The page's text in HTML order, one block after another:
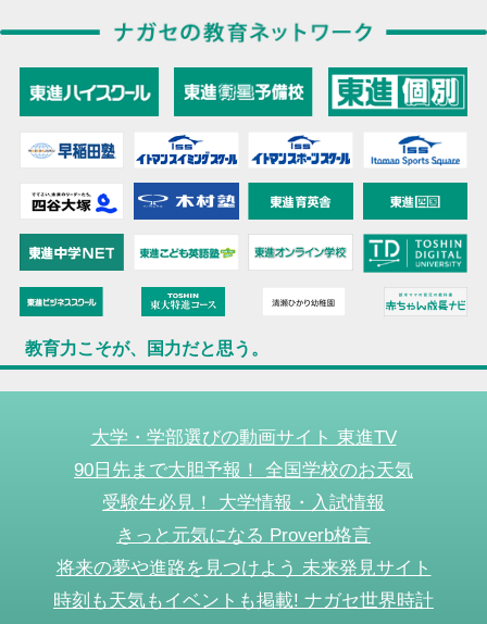
教育力こそが、国力だと思う。
大学・学部選びの動画サイト 東進TV
90日先まで大胆予報！ 全国学校のお天気
受験生必見！ 大学情報・入試情報
きっと元気になる Proverb格言
将来の夢や進路を見つけよう 未来発見サイト
時刻も天気もイベントも掲載! ナガセ世界時計